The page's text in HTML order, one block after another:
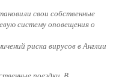
свои собственные
систему оповещения о
риска вирусов в Англии